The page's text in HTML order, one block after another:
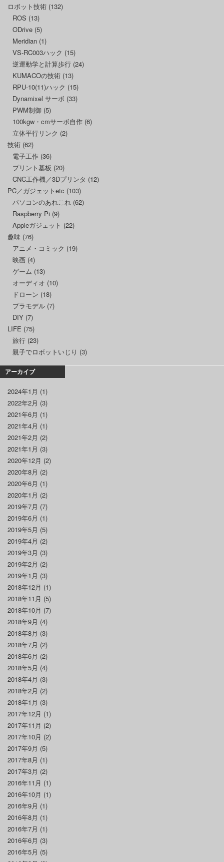
ロボット技術 (132)
ROS (13)
ODrive (5)
Meridian (1)
VS-RC003ハック (15)
逆運動学と計算歩行 (24)
KUMACOの技術 (13)
RPU-10(11)ハック (15)
Dynamixel サーボ (33)
PWM制御 (5)
100kgw・cmサーボ自作 (6)
立体平行リンク (2)
技術 (62)
電子工作 (36)
プリント基板 (20)
CNC工作機／3Dプリンタ (12)
PC／ガジェットetc (103)
パソコンのあれこれ (62)
Raspberry Pi (9)
Appleガジェット (22)
趣味 (76)
アニメ・コミック (19)
映画 (4)
ゲーム (13)
オーディオ (10)
ドローン (18)
プラモデル (7)
DIY (7)
LIFE (75)
旅行 (23)
親子でロボットいじり (3)
アーカイブ
2024年1月 (1)
2022年2月 (3)
2021年6月 (1)
2021年4月 (1)
2021年2月 (2)
2021年1月 (3)
2020年12月 (2)
2020年8月 (2)
2020年6月 (1)
2020年1月 (2)
2019年7月 (7)
2019年6月 (1)
2019年5月 (5)
2019年4月 (2)
2019年3月 (3)
2019年2月 (2)
2019年1月 (3)
2018年12月 (1)
2018年11月 (5)
2018年10月 (7)
2018年9月 (4)
2018年8月 (3)
2018年7月 (2)
2018年6月 (2)
2018年5月 (4)
2018年4月 (3)
2018年2月 (2)
2018年1月 (3)
2017年12月 (1)
2017年11月 (2)
2017年10月 (2)
2017年9月 (5)
2017年8月 (1)
2017年3月 (2)
2016年11月 (1)
2016年10月 (1)
2016年9月 (1)
2016年8月 (1)
2016年7月 (1)
2016年6月 (3)
2016年5月 (5)